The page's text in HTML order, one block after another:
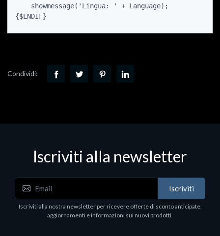
    showmessage('Lingua: ' + Language);
{$ENDIF}
Condividi:
Iscriviti alla newsletter
Iscriviti
Iscriviti alla nostra newsletter per ricevere offerte di sconto anticipate,
aggiornamenti e informazioni sui nuovi prodotti.